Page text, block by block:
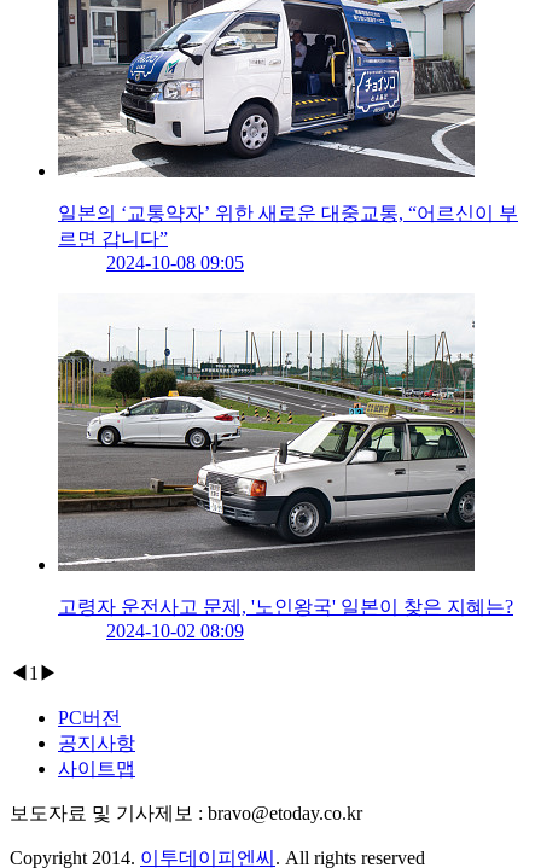
일본의 ‘교통약자’ 위한 새로운 대중교통, “어르신이 부
르면 갑니다”
2024-10-08 09:05
고령자 운전사고 문제, '노인왕국' 일본이 찾은 지혜는?
2024-10-02 08:09
◀ 1 ▶
PC버전
공지사항
사이트맵
보도자료 및 기사제보 : bravo@etoday.co.kr
Copyright 2014. 이투데이피엔씨 . All rights reserved